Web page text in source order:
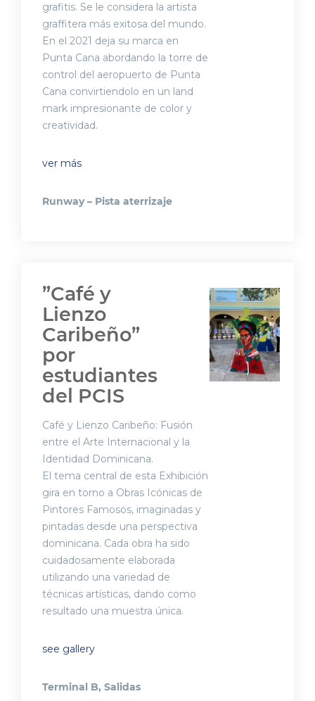
grafitis. Se le considera la artista
graffitera más exitosa del mundo.
En el 2021 deja su marca en
Punta Cana abordando la torre de
control del aeropuerto de Punta
Cana convirtiendolo en un land
mark impresionante de color y
creatividad.
ver más
Runway – Pista aterrizaje
”Café y
Lienzo
Caribeño”
por
estudiantes
del PCIS
Café y Lienzo Caribeño: Fusión
entre el Arte Internacional y la
Identidad Dominicana.
El tema central de esta Exhibición
gira en torno a Obras Icónicas de
Pintores Famosos, imaginadas y
pintadas desde una perspectiva
dominicana. Cada obra ha sido
cuidadosamente elaborada
utilizando una variedad de
técnicas artísticas, dando como
resultado una muestra única.
see gallery
Terminal B, Salidas